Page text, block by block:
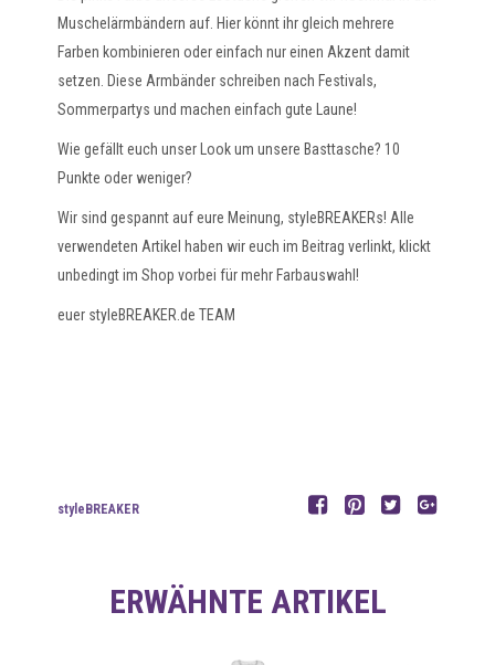
Muschelärmbändern auf. Hier könnt ihr gleich mehrere
Farben kombinieren oder einfach nur einen Akzent damit
setzen. Diese Armbänder schreiben nach Festivals,
Sommerpartys und machen einfach gute Laune!
Wie gefällt euch unser Look um unsere Basttasche? 10
Punkte oder weniger?
Wir sind gespannt auf eure Meinung, styleBREAKERs! Alle
verwendeten Artikel haben wir euch im Beitrag verlinkt, klickt
unbedingt im Shop vorbei für mehr Farbauswahl!
euer styleBREAKER.de TEAM
styleBREAKER
ERWÄHNTE ARTIKEL